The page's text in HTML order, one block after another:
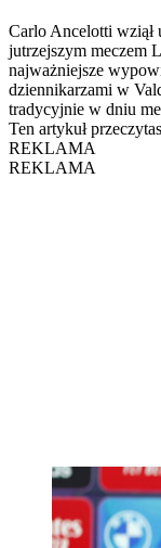
Carlo Ancelotti wziął
jutrzejszym meczem
najważniejsze
dziennikarzami w
tradycyjnie w dniu
Ten artykuł
REKLAMA
REKLAMA